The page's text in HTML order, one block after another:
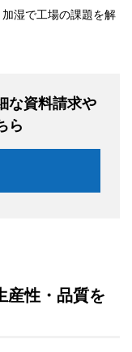
湿で工場の課題を解
な資料請求や
ら
産性・品質を